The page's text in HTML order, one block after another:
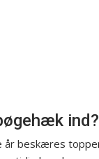
ind?
beskæres